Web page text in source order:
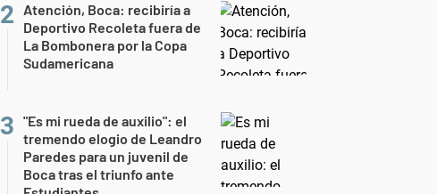
Atención, Boca: recibiría a
Deportivo Recoleta fuera de
La Bombonera por la Copa
Sudamericana
"Es mi rueda de auxilio": el
tremendo elogio de Leandro
Paredes para un juvenil de
Boca tras el triunfo ante